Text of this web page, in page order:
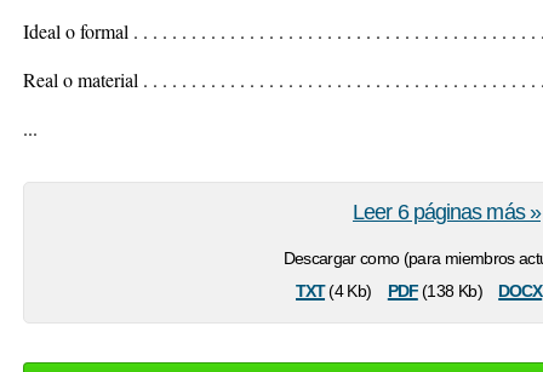
Ideal o formal . . . . . . . . . . . . . . . . . . . . . . . . . . . . . . . . . . . . . . . . .
Real o material . . . . . . . . . . . . . . . . . . . . . . . . . . . . . . . . . . . . . . . .
...
Descargar como (para miembros
txt(4 Kb) pdf(138 Kb) docx
Leer 6 páginas más »